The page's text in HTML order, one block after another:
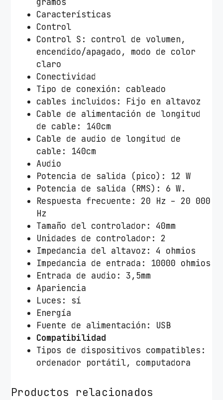
Características
Control
Control S: control de volumen,
encendido/apagado, modo de color
claro
Conectividad
Tipo de conexión: cableado
cables incluidos: Fijo en altavoz
Cable de alimentación de longitud
de cable: 140cm
Cable de audio de longitud de
cable: 140cm
Audio
Potencia de salida (pico): 12 W
Potencia de salida (RMS): 6 W.
Respuesta frecuente: 20 Hz – 20 000
Hz
Tamaño del controlador: 40mm
Unidades de controlador: 2
Impedancia del altavoz: 4 ohmios
Impedancia de entrada: 10000 ohmios
Entrada de audio: 3,5mm
Apariencia
Luces: sí
Energía
Fuente de alimentación: USB
Compatibilidad
Tipos de dispositivos compatibles:
ordenador portátil, computadora
Productos relacionados